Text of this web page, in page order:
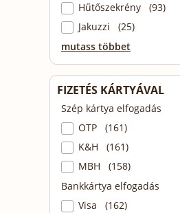
Hűtőszekrény (93)
Jakuzzi (25)
mutass többet
FIZETÉS KÁRTYÁVAL
Szép kártya elfogadás
OTP (161)
K&H (161)
MBH (158)
Bankkártya elfogadás
Visa (162)